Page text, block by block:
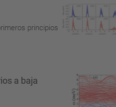
principios
a baja